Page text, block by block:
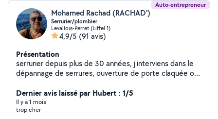
Auto-entrepreneur
Mohamed Rachad (RACHAD')
Serrurier/plombier
Levallois-Perret (Eiffel 1)
4,9/5 (91 avis)
Présentation
serrurier depuis plus de 30 années, j'interviens dans le
dépannage de serrures, ouverture de porte claquée ou
domaine de la plomberie et installation sanitaire, ainsi
que le bricolage en tous genre. En cas d'urgence vous
pouvez me contacter par téléphone
Dernier avis laissé par Hubert : 1/5
Il y a 1 mois
trop cher